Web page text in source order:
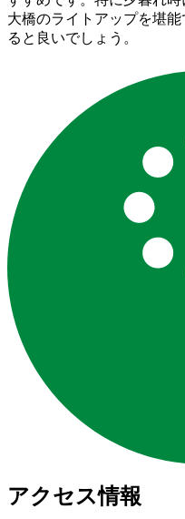
大橋のライトアップを堪
ると良いでしょう。
アクセス情報